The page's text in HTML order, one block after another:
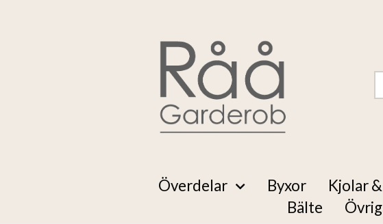
Överdelar Byxor Kjolar
Bälte